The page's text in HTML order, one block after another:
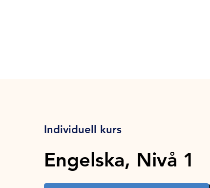
Individuell kurs
Engelska, Nivå 1